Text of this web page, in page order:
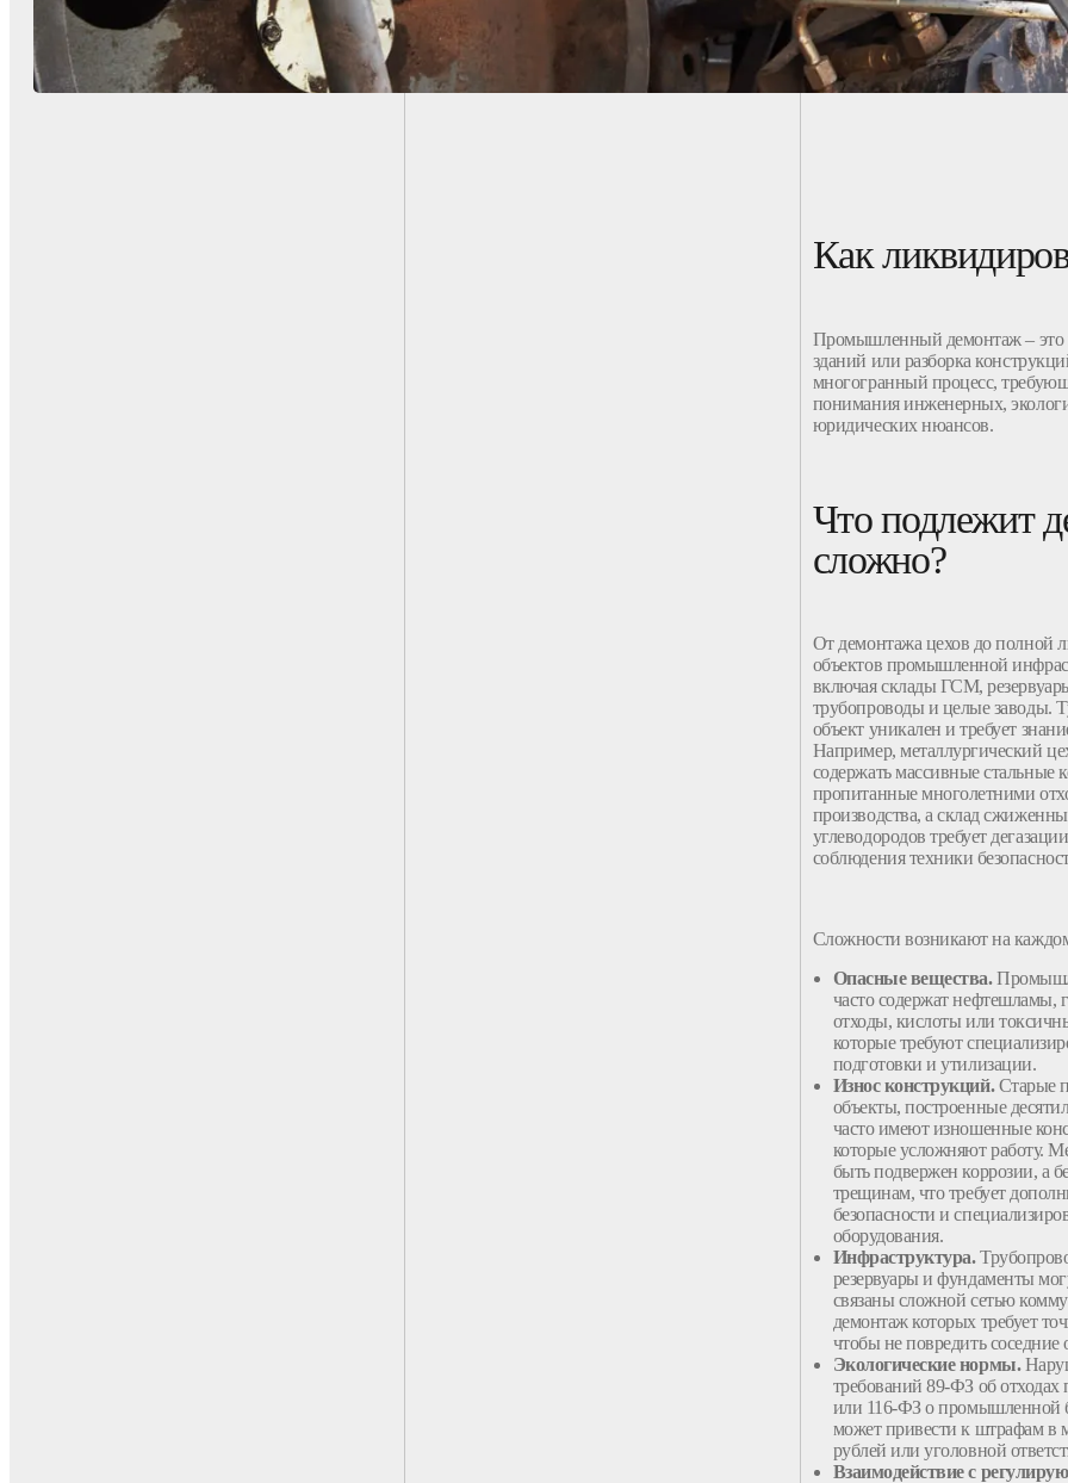
Как
Промышленный демонтаж– это
зданий или разборка
многогранный процесс,
понимания инженерных,
юридических нюансов.
Что подлежит
сложно?
От демонтажа цехов до полной
объектов промышленной
включая склады ГСМ,
трубопроводы и целые заводы.
объект уникален и требует
Например, металлургический
содержать массивные стальные
пропитанные многолетними
производства, а склад
углеводородов требует
соблюдения техники
Сложности возникают на
Опасные вещества.
часто содержат нефтешламы,
отходы, кислоты или
которые требуют
подготовки иутилизации.
Износконструкций.Старые
объекты, построенные
часто имеют изношенные
которые усложняютработу.
быть подвержен коррозии, а
трещинам, что требует
безопасности и
оборудования.
Инфраструктура.
резервуары и фундаменты
связаны сложной сетью
демонтажкоторых требует
чтобы не повредить соседние
Экологические нормы.
требований 89-ФЗ об отходах
или 116-ФЗ опромышленной
может привести к штрафам в
рублей или уголовной
Взаимодействие с